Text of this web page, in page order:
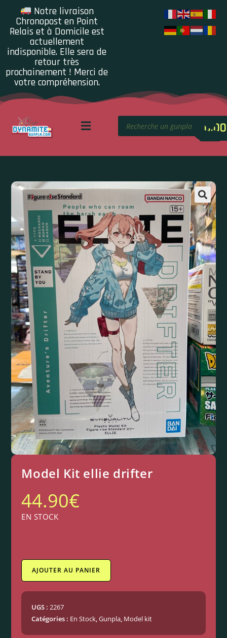
Notre livraison
Chronopost en Point
Relais et à Domicile est
actuellement
indisponible. Elle sera de
retour très
prochainement ! Merci de
votre compréhension.
0.00
Model Kit ellie drifter
44.90€
EN STOCK
AJOUTER AU PANIER
UGS : 2267
Catégories : En Stock ,Gunpla Model kit